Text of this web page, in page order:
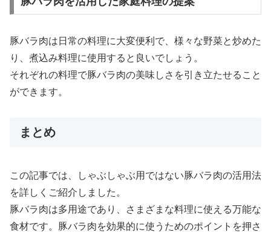
豚バラ肉は日常の料理に大変便利で、様々な野菜と炒めた
り、煮込み料理に使用すると良いでしょう。
それぞれの料理で豚バラ肉の美味しさを引き立たせること
ができます。
まとめ
この記事では、しゃぶしゃぶ用ではない豚バラ肉の活用法
を詳しくご紹介しました。
豚バラ肉は多用途であり、さまざまな料理に使える万能な
食材です。豚バラ肉を効果的に使うためのポイントを押さ